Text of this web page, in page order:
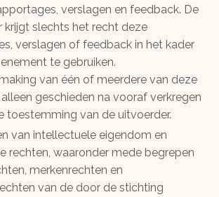
verslagen en feedback. De
krijgt slechts het recht deze
verslagen of feedback in het kader
te gebruiken.
van één of meerdere van deze
geschieden na vooraf verkregen
toestemming van de uitvoerder.
van intellectuele eigendom en
rechten, waaronder mede begrepen
merkenrechten en
van de door de stichting